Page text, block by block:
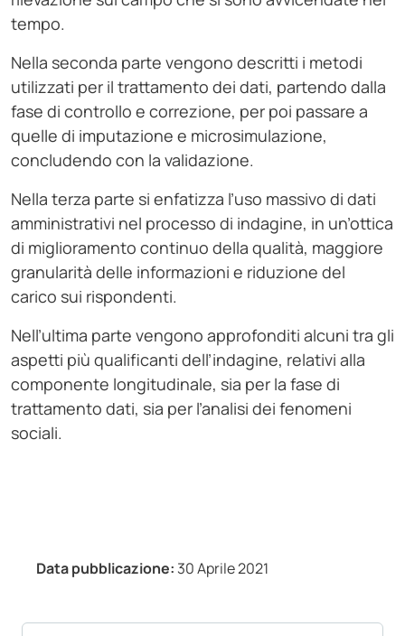
Data pubblicazione: 30 Aprile 2021
tempo.
Nella seconda parte vengono descritti i metodi
utilizzati per il trattamento dei dati, partendo dalla
fase di controllo e correzione, per poi passare a
quelle di imputazione e microsimulazione,
concludendo con la validazione.
Nella terza parte si enfatizza l’uso massivo di dati
amministrativi nel processo di indagine, in un’ottica
di miglioramento continuo della qualità, maggiore
granularità delle informazioni e riduzione del
carico sui rispondenti.
Nell’ultima parte vengono approfonditi alcuni tra gli
aspetti più qualificanti dell’indagine, relativi alla
componente longitudinale, sia per la fase di
trattamento dati, sia per l’analisi dei fenomeni
sociali.